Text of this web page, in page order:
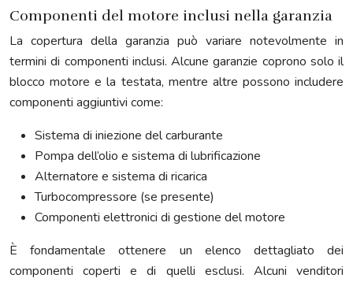
Componenti del motore inclusi nella garanzia
La copertura della garanzia può variare notevolmente in
termini di componenti inclusi. Alcune garanzie coprono solo il
blocco motore e la testata, mentre altre possono includere
componenti aggiuntivi come:
Sistema di iniezione del carburante
Pompa dell’olio e sistema di lubrificazione
Alternatore e sistema di ricarica
Turbocompressore (se presente)
Componenti elettronici di gestione del motore
È fondamentale ottenere un elenco dettagliato dei
componenti coperti e di quelli esclusi. Alcuni venditori